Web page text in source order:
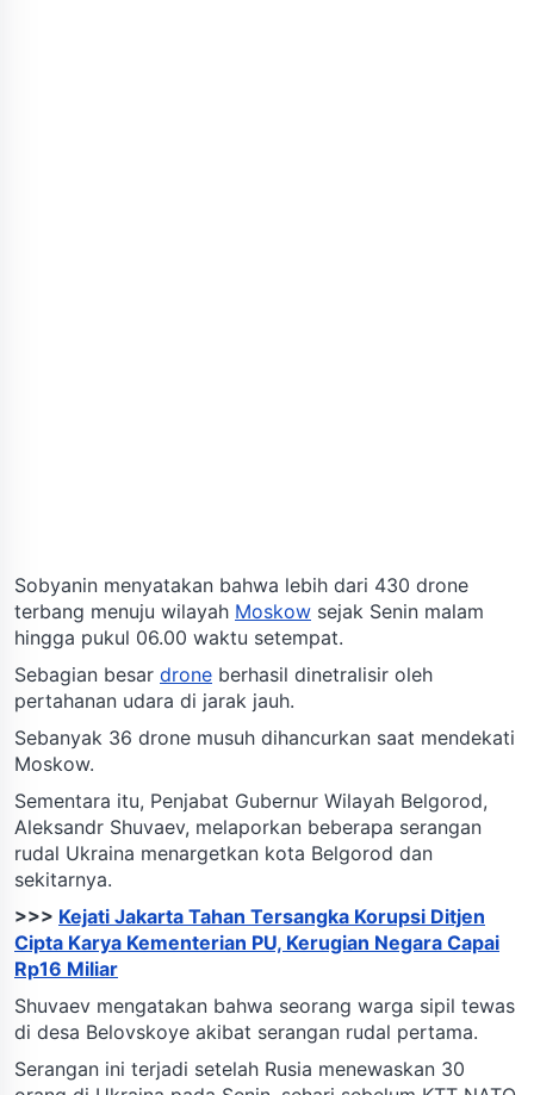
Sobyanin menyatakan bahwa lebih dari 430 drone
terbang menuju wilayah Moskow sejak Senin malam
hingga pukul 06.00 waktu setempat.
Sebagian besar drone berhasil dinetralisir oleh
pertahanan udara di jarak jauh.
Sebanyak 36 drone musuh dihancurkan saat mendekati
Moskow.
Sementara itu, Penjabat Gubernur Wilayah Belgorod,
Aleksandr Shuvaev, melaporkan beberapa serangan
rudal Ukraina menargetkan kota Belgorod dan
sekitarnya.
>>> Kejati Jakarta Tahan Tersangka Korupsi Ditjen
Cipta Karya Kementerian PU, Kerugian Negara Capai
Rp16 Miliar
Shuvaev mengatakan bahwa seorang warga sipil tewas
di desa Belovskoye akibat serangan rudal pertama.
Serangan ini terjadi setelah Rusia menewaskan 30